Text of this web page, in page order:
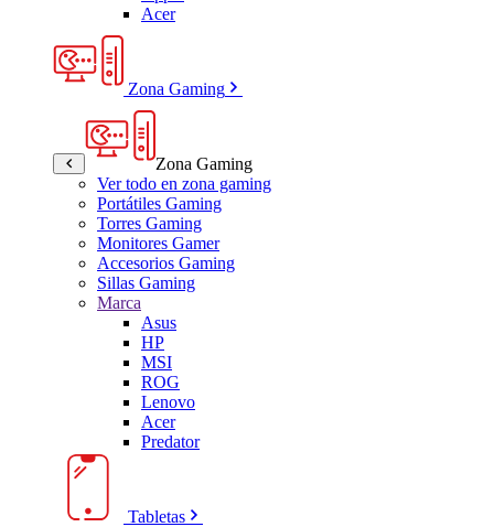
Acer
Zona Gaming
Zona Gaming
Ver todo en zona gaming
Portátiles Gaming
Torres Gaming
Monitores Gamer
Accesorios Gaming
Sillas Gaming
Marca
Asus
HP
MSI
ROG
Lenovo
Acer
Predator
Tabletas